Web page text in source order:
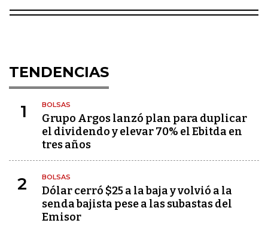
TENDENCIAS
1 BOLSAS
Grupo Argos lanzó plan para duplicar
el dividendo y elevar 70% el Ebitda en
tres años
2 BOLSAS
Dólar cerró $25 a la baja y volvió a la
senda bajista pese a las subastas del
Emisor